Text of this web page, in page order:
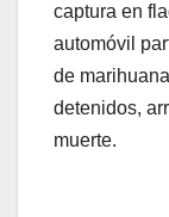
captura en
automóvil
de
detenidos,
muerte.